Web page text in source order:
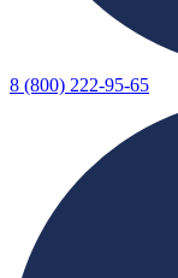
8 (800) 222-95-65